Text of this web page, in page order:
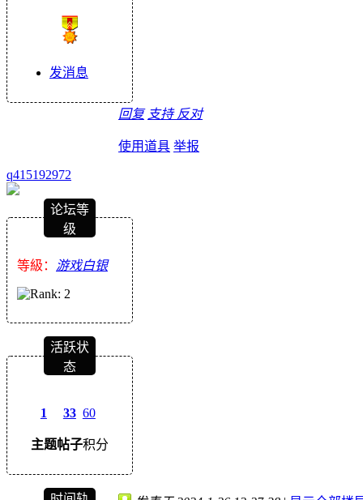
发消息
回复 支持 反对
使用道具 举报
q415192972
论坛等
级
等級： 游戏白银
活跃状
态
1
主题
33
帖子
60
积分